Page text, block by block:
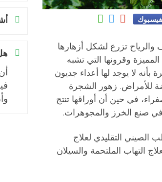
تزرع لشكل أزهارها
وقرونها التي تشبه
بأنه لا يوجد لها أعداء جديون
للأمراض. زهور الشجرة
في حين أن أوراقها تنتج
صنع الخرز والمجوهرات.
الصيني التقليدي لعلاج
التهاب الملتحمة والسيلان